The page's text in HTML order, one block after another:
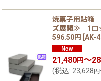
焼菓子用貼箱
ズ展開≫ 1ロ
596.50円 AK-
21,480円～
(税込: 23,628 円